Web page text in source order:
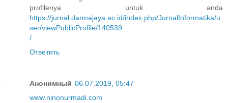
profilenya untuk anda
https://jurnal.darmajaya.ac.id/index.php/JurnalInformatika/u
ser/viewPublicProfile/140539
/
Ответить
Анонимный 06.07.2019, 05:47
www.ninonurmadi.com